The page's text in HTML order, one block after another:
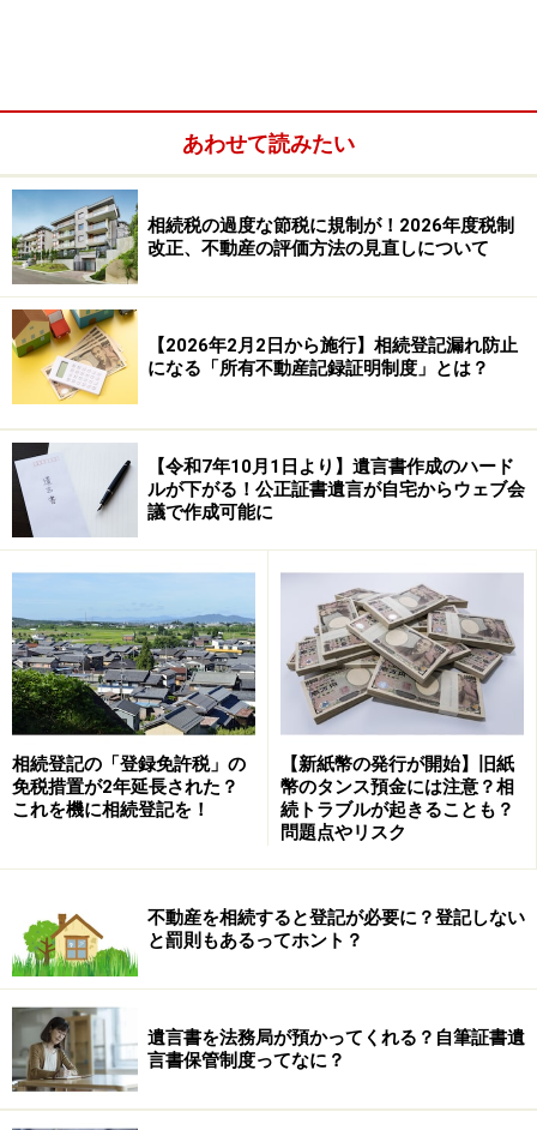
11.0％となっています。
つまり、
「課税割合（約8.5％）」 ＜ 「申告割合（約
これは、相続税の申告はしているものの、相続税の課税
対象にならない人がいるということを意味します。
相続税の課税対象にならない人とは、どういう人かとい
うと、「配偶者の税額の軽減」や「小規模宅地等の特
例」などの相続税の申告書を提出することで、相続税が
かからなくなる、「特例」の適用を受ける人たちと推測
東京に住んでいる人は13.6％が相続税の課
税対象に。札幌は4.3％（平成30年）
主な地域(国税局)ごとの「課税割合」と「申告割合」は
下記のような数字です。住んでいる地域により、割合に
差があることがわかりますね。東京、名古屋に住んでい
あわせて読みたい
相続税の過度な節税に規制が！2026年度税制
改正、不動産の評価方法の見直しについて
【2026年2月2日から施行】相続登記漏れ防止
になる「所有不動産記録証明制度」とは？
【令和7年10月1日より】遺言書作成のハード
ルが下がる！公正証書遺言が自宅からウェブ会
議で作成可能に
相続登記の「登録免許税」の
免税措置が2年延長された？
これを機に相続登記を！
【新紙幣の発行が開始】旧紙
幣のタンス預金には注意？相
続トラブルが起きることも？
問題点やリスク
不動産を相続すると登記が必要に？登記しない
と罰則もあるってホント？
遺言書を法務局が預かってくれる？自筆証書遺
言書保管制度ってなに？